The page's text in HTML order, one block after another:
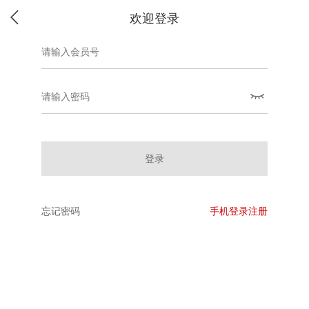
欢迎登录
登录
忘记密码 手机登录注册